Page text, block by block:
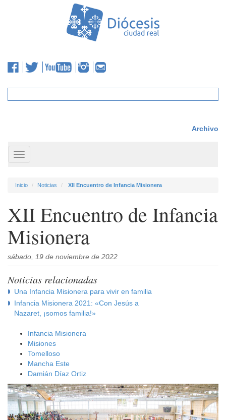
Archivo
Toggle
navigation
Inicio Noticias XII Encuentro de Infancia Misionera
XII Encuentro de Infancia
Misionera
sábado, 19 de noviembre de 2022
Noticias relacionadas
Una Infancia Misionera para vivir en familia
Infancia Misionera 2021: «Con Jesús a
Nazaret, ¡somos familia!»
Infancia Misionera
Misiones
Tomelloso
Mancha Este
Damián Díaz Ortiz